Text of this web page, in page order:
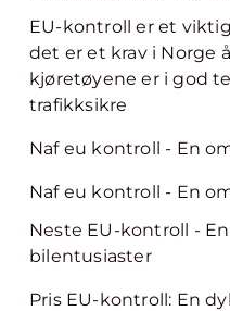
EU-kontroll er et
det er et krav i Norge
kjøretøyene er i god
trafikksikre
Naf eu kontroll - En
Naf eu kontroll - En
Neste EU-kontroll -
bilentusiaster
Pris EU-kontroll: En